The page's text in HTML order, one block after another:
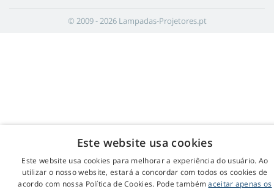
© 2009 - 2026 Lampadas-Projetores.pt
Este website usa cookies
Este website usa cookies para melhorar a experiência do usuário. Ao
utilizar o nosso website, estará a concordar com todos os cookies de
acordo com nossa Política de Cookies. Pode tambémaceitar apenas os